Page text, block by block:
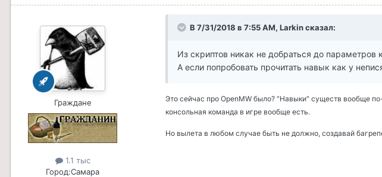
Граждане
1.1 тыс
Город:Самара
В 7/31/2018 в 7:55 AM, Larkin сказал:
Из скриптов никак не добраться до
А если попробовать прочитать навык как у
Это сейчас про OpenMW было? "Навыки" существ вообще
консольная команда в игре вообще есть.
Но вылета в любом случае быть не должно, создавай